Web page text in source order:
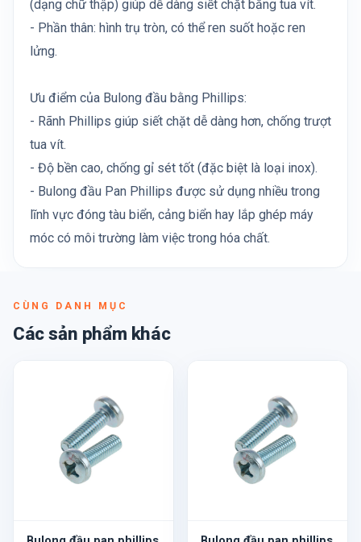
(dạng chữ thập) giúp dễ dàng siết chặt bằng tua vít.
- Phần thân: hình trụ tròn, có thể ren suốt hoặc ren
lửng.
Ưu điểm của Bulong đầu bằng Phillips:
- Rãnh Phillips giúp siết chặt dễ dàng hơn, chống trượt
tua vít.
- Độ bền cao, chống gỉ sét tốt (đặc biệt là loại inox).
- Bulong đầu Pan Phillips được sử dụng nhiều trong
lĩnh vực đóng tàu biển, cảng biển hay lắp ghép máy
móc có môi trường làm việc trong hóa chất.
CÙNG DANH MỤC
Các sản phẩm khác